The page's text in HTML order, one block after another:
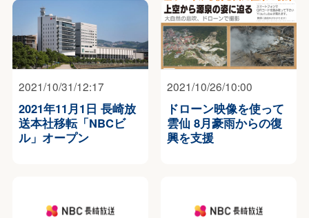
2021/10/31/12:17
2021年11月1日 長崎放
送本社移転「NBCビ
ル」オープン
2021/10/26/10:00
ドローン映像を使って
雲仙 8月豪雨からの復
興を支援